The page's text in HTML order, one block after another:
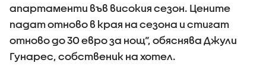
апартаменти във високия сезон. Цените
падат отново в края на сезона и стигат
отново до 30 евро за нощ“, обяснява Джули
Гунарес, собственик на хотел.